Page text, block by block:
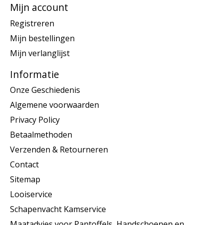
Mijn account
Registreren
Mijn bestellingen
Mijn verlanglijst
Informatie
Onze Geschiedenis
Algemene voorwaarden
Privacy Policy
Betaalmethoden
Verzenden & Retourneren
Contact
Sitemap
Looiservice
Schapenvacht Kamservice